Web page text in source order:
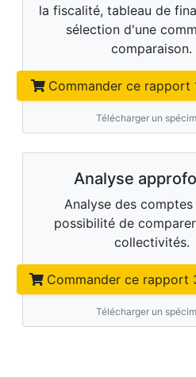
la fiscalité, tableau de
sélection d'une
comparaison.
Commander ce rapport
Télécharger un
Analyse
Analyse des comptes
possibilité de
collectivités.
Commander ce rapport
Télécharger un